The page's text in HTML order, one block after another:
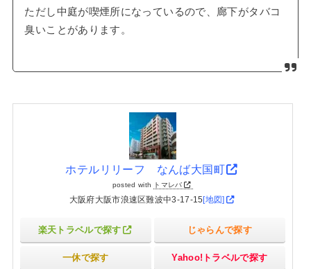
ただし中庭が喫煙所になっているので、廊下がタバコ
臭いことがあります。
ホテルリリーフ なんば大国町
posted with トマレバ
大阪府大阪市浪速区難波中3-17-15[地図]
楽天トラベルで探す じゃらんで探す
一休で探す Yahoo!トラベルで探す